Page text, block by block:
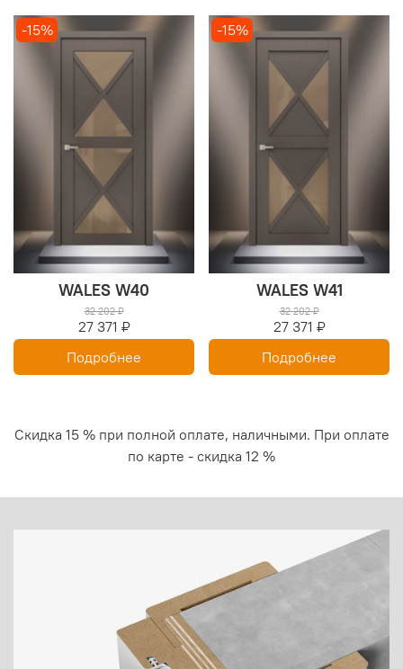
-15%
WALES W40
32 202 ₽
27 371 ₽
Подробнее
-15%
WALES W41
32 202 ₽
27 371 ₽
Подробнее
Скидка 15 % при полной оплате, наличными. При оплате
по карте - скидка 12 %